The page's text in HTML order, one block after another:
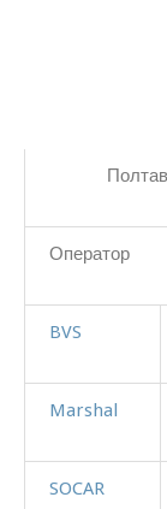
Оператор
BVS
Marshal
SOCAR